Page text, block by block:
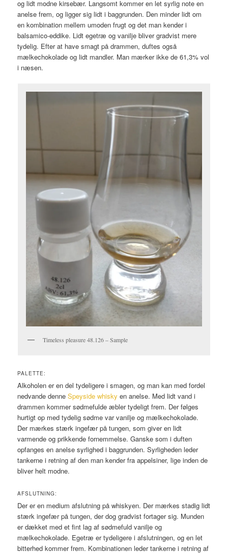
og lidt modne kirsebær. Langsomt kommer en let syrlig note en
anelse frem, og ligger sig lidt i baggrunden. Den minder lidt om
en kombination mellem umoden frugt og det man kender i
balsamico-eddike. Lidt egetræ og vanilje bliver gradvist mere
tydelig. Efter at have smagt på drammen, duftes også
mælkechokolade og lidt mandler. Man mærker ikke de 61,3% vol
i næsen.
Timeless pleasure 48.126 – Sample
PALETTE:
Alkoholen er en del tydeligere i smagen, og man kan med fordel
nedvande denneSpeyside whisky en anelse. Med lidt vand i
drammen kommer sødmefulde æbler tydeligt frem. Der følges
hurtigt op med tydelig sødme var vanilje og mælkechokolade.
Der mærkes stærk ingefær på tungen, som giver en lidt
varmende og prikkende fornemmelse. Ganske som i duften
opfanges en anelse syrlighed i baggrunden. Syrligheden leder
tankerne i retning af den man kender fra appelsiner, lige inden de
bliver helt modne.
AFSLUTNING:
Der er en medium afslutning på whiskyen. Der mærkes stadig lidt
stærk ingefær på tungen, der dog gradvist fortager sig. Munden
er dækket med et fint lag af sødmefuld vanilje og
mælkechokolade. Egetræ er tydeligere i afslutningen, og en let
bitterhed kommer frem. Kombinationen leder tankerne i retning af